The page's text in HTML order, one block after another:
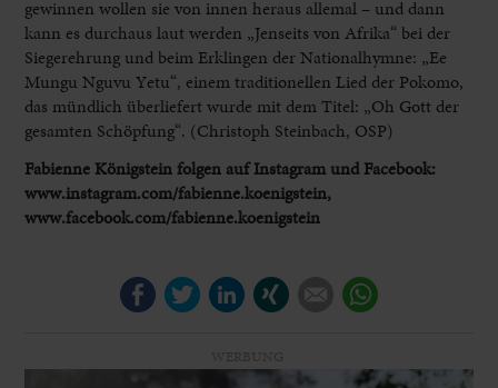
gewinnen wollen sie von innen heraus allemal – und dann
kann es durchaus laut werden „Jenseits von Afrika“ bei der
Siegerehrung und beim Erklingen der Nationalhymne: „Ee
Mungu Nguvu Yetu“, einem traditionellen Lied der Pokomo,
das mündlich überliefert wurde mit dem Titel: „Oh Gott der
gesamten Schöpfung“. (Christoph Steinbach, OSP)
Fabienne Königstein folgen auf Instagram und Facebook:
www.instagram.com/fabienne.koenigstein,
www.facebook.com/fabienne.koenigstein
FacebookTwitterLinkedIn E-mail